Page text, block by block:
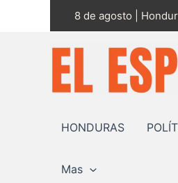
8 de agosto |
HONDURAS
Mas